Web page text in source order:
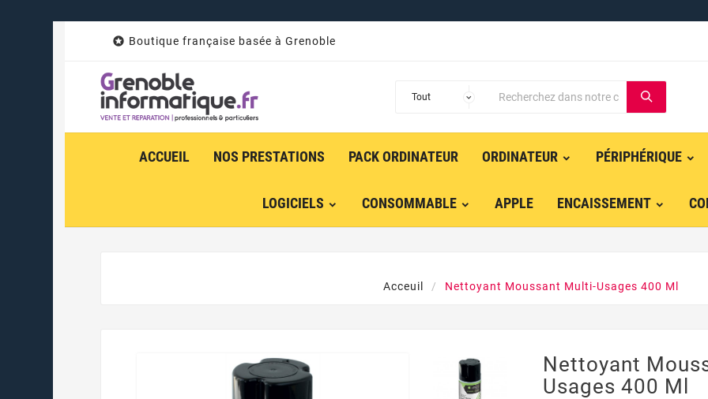
 Boutique française basée à Grenoble
ACCUEIL NOS PRESTATIONS PACK ORDINATEUR ORDINATEUR PÉRIPHÉRIQUE
LOGICIELS CONSOMMABLE APPLE ENCAISSEMENT
Acceuil Nettoyant Moussant Multi-Usages 400 Ml
Nettoyant
Usages 400 Ml